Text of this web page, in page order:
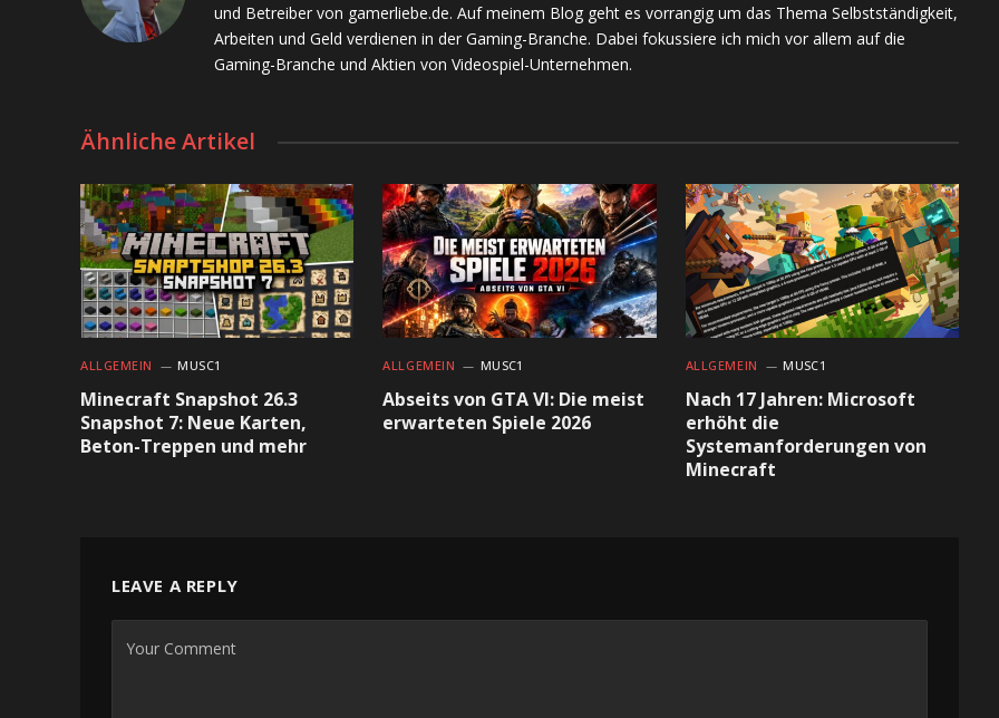
und Betreiber von gamerliebe.de. Auf meinem Blog geht es vorrangig um das Thema Selbstständigkeit,
Arbeiten und Geld verdienen in der Gaming-Branche. Dabei fokussiere ich mich vor allem auf die
Gaming-Branche und Aktien von Videospiel-Unternehmen.
Ähnliche Artikel
ALLGEMEIN MUSC1
Minecraft Snapshot 26.3
Snapshot 7: Neue Karten,
Beton-Treppen und mehr
ALLGEMEIN MUSC1
Abseits von GTA VI: Die meist
erwarteten Spiele 2026
ALLGEMEIN MUSC1
Nach 17 Jahren: Microsoft
erhöht die
Systemanforderungen von
Minecraft
LEAVE A REPLY